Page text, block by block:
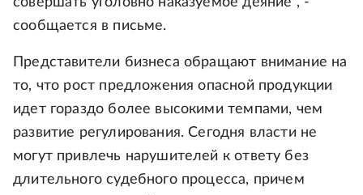
сообщается в письме.
Представители бизнеса обращают внимание на
то, что рост предложения опасной продукции
идет гораздо более высокими темпами, чем
развитие регулирования. Сегодня власти не
могут привлечь нарушителей к ответу без
длительного судебного процесса, причем